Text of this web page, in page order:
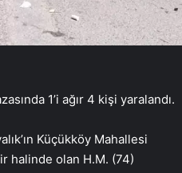
1’i ağır 4 kişi yaralandı.
Küçükköy Mahallesi
halinde olan H.M. (74)